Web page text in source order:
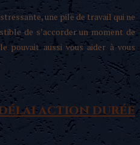
une pile de travail qui ne
de s’accorder un moment de
pouvait aussi vous aider à vous
action durée